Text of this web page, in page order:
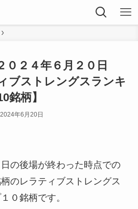
２４年６月２０日
ブストレングスランキ
銘柄】
2024年6月20日
の後場が終わった時点での
のレラティブストレングス
０銘柄です。